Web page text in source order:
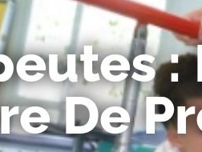
:
De